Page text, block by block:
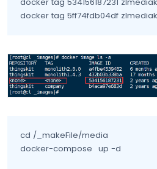
docker tag 5ff74fdb04df
cd /_makeFile/media
docker-compose	up -d